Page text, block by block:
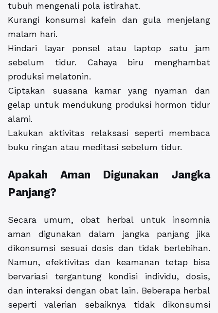
tubuh mengenali pola istirahat.
Kurangi konsumsi kafein dan gula menjelang
malam hari.
Hindari layar ponsel atau laptop satu jam
sebelum tidur. Cahaya biru menghambat
produksi melatonin.
Ciptakan suasana kamar yang nyaman dan
gelap untuk mendukung produksi hormon tidur
alami.
Lakukan aktivitas relaksasi seperti membaca
buku ringan atau meditasi sebelum tidur.
Apakah Aman Digunakan Jangka
Panjang?
Secara umum, obat herbal untuk insomnia
aman digunakan dalam jangka panjang jika
dikonsumsi sesuai dosis dan tidak berlebihan.
Namun, efektivitas dan keamanan tetap bisa
bervariasi tergantung kondisi individu, dosis,
dan interaksi dengan obat lain. Beberapa herbal
seperti valerian sebaiknya tidak dikonsumsi